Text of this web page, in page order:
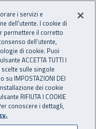
Apri cerca
i servizi e
dell’utente. I cookie di
permettere il corretto
dell’utente,
di cookie. Puoi
ACCETTA TUTTI I
scelte sulle singole
IMPOSTAZIONI DEI
dei cookie
RIFIUTA I COOKIE
conoscere i dettagli,